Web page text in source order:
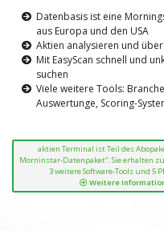
Datenbasis ist eine
aus Europa und den USA
Aktien analysieren und
Mit EasyScan schnell und
suchen
Viele weitere Tools:
Auswertunge, Scoring-
aktien Terminal ist Teil des
Morninstar-Datenpaket“. Sie erhalten
3 weitere Software-Tools und 5
Weitere